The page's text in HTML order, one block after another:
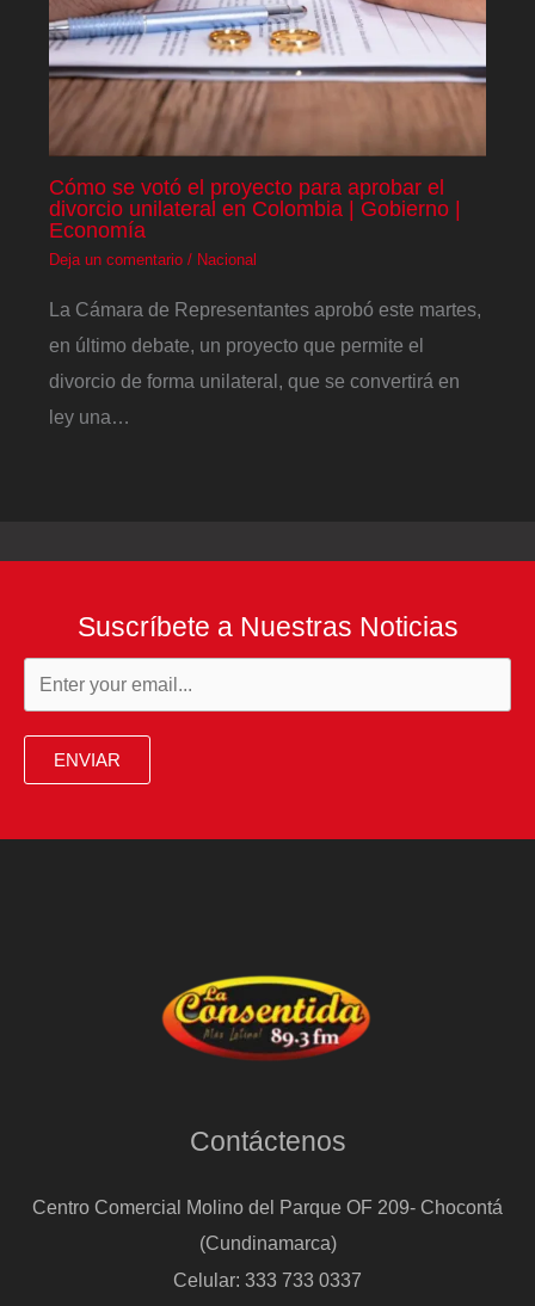
Cómo se votó el proyecto para aprobar el
divorcio unilateral en Colombia | Gobierno |
Economía
Deja un comentario / Nacional
La Cámara de Representantes aprobó este martes,
en último debate, un proyecto que permite el
divorcio de forma unilateral, que se convertirá en
ley una…
Suscríbete a Nuestras Noticias
ENVIAR
Contáctenos
Centro Comercial Molino del Parque OF 209- Chocontá
(Cundinamarca)
Celular: 333 733 0337